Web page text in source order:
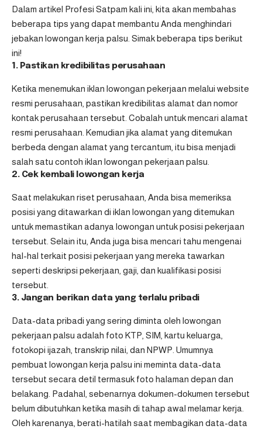
Dalam artikel Profesi Satpam kali ini, kita akan membahas
beberapa tips yang dapat membantu Anda menghindari
jebakan lowongan kerja palsu. Simak beberapa tips berikut
ini!
1. Pastikan kredibilitas perusahaan
Ketika menemukan iklan lowongan pekerjaan melalui website
resmi perusahaan, pastikan kredibilitas alamat dan nomor
kontak perusahaan tersebut. Cobalah untuk mencari alamat
resmi perusahaan. Kemudian jika alamat yang ditemukan
berbeda dengan alamat yang tercantum, itu bisa menjadi
salah satu contoh iklan lowongan pekerjaan palsu.
2. Cek kembali lowongan kerja
Saat melakukan riset perusahaan, Anda bisa memeriksa
posisi yang ditawarkan di iklan lowongan yang ditemukan
untuk memastikan adanya lowongan untuk posisi pekerjaan
tersebut. Selain itu, Anda juga bisa mencari tahu mengenai
hal-hal terkait posisi pekerjaan yang mereka tawarkan
seperti deskripsi pekerjaan, gaji, dan kualifikasi posisi
tersebut.
3. Jangan berikan data yang terlalu pribadi
Data-data pribadi yang sering diminta oleh lowongan
pekerjaan palsu adalah foto KTP, SIM, kartu keluarga,
fotokopi ijazah, transkrip nilai, dan NPWP. Umumnya
pembuat lowongan kerja palsu ini meminta data-data
tersebut secara detil termasuk foto halaman depan dan
belakang. Padahal, sebenarnya dokumen-dokumen tersebut
belum dibutuhkan ketika masih di tahap awal melamar kerja.
Oleh karenanya, berati-hatilah saat membagikan data-data